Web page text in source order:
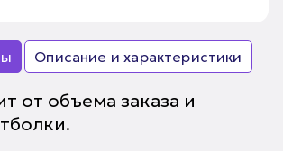
Описание и характеристики
от объема заказа и